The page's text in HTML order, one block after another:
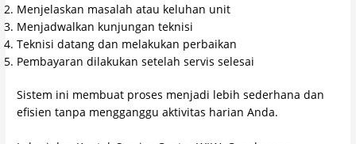
Menjelaskan masalah atau keluhan unit
Menjadwalkan kunjungan teknisi
Teknisi datang dan melakukan perbaikan
Pembayaran dilakukan setelah servis selesai
Sistem ini membuat proses menjadi lebih sederhana dan
efisien tanpa mengganggu aktivitas harian Anda.